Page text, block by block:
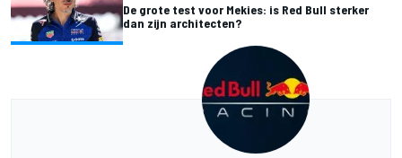
De grote test voor Mekies: is Red Bull sterker
dan zijn architecten?